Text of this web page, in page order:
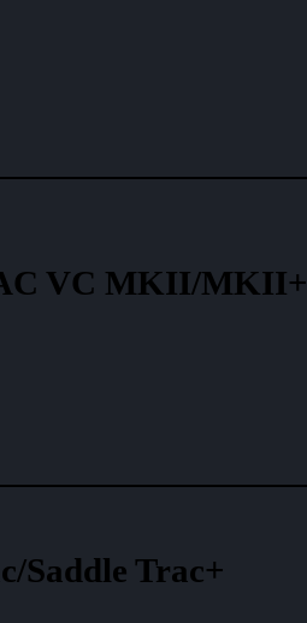
VC MKII/MKII+
Saddle Trac+